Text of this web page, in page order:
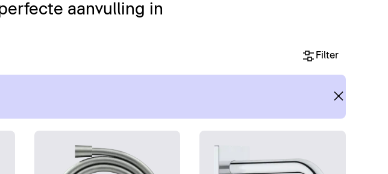
aanvulling in
Filter